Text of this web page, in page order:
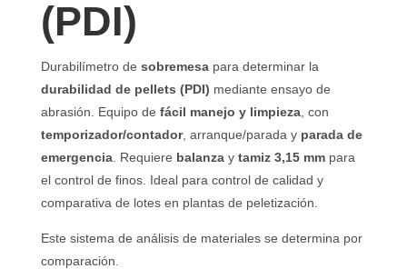
(PDI)
Durabilímetro de sobremesapara determinar la
durabilidad de pellets (PDI) mediante ensayo de
abrasión. Equipo de fácil manejo y limpieza, con
temporizador/contador, arranque/parada y parada de
emergencia. Requiere balanzay tamiz 3,15 mmpara
el control de finos. Ideal para control de calidad y
comparativa de lotes en plantas de peletización.
Este sistema de análisis de materiales se determina por
comparación.